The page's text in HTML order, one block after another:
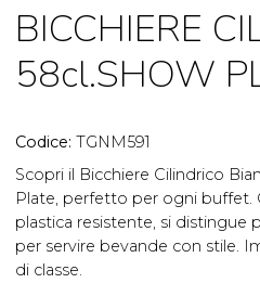
BICCHIERE
58cl.SHOW
Codice: TGNM591
Scopri il Bicchiere Cilindrico
Plate, perfetto per ogni buffet.
plastica resistente, si distingue
per servire bevande con stile.
di classe.